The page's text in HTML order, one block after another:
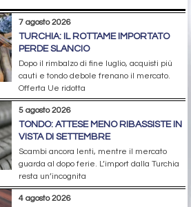
7 agosto 2026
TURCHIA: IL ROTTAME IMPORTATO
PERDE SLANCIO
Dopo il rimbalzo di fine luglio, acquisti più
cauti e tondo debole frenano il mercato.
Offerta Ue ridotta
5 agosto 2026
TONDO: ATTESE MENO RIBASSISTE IN
VISTA DI SETTEMBRE
Scambi ancora lenti, mentre il mercato
guarda al dopo ferie. L’import dalla Turchia
resta un’incognita
4 agosto 2026